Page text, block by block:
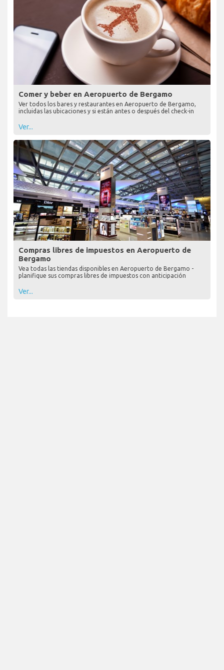
Comer y beber en Aeropuerto de Bergamo
Ver todos los bares y restaurantes en Aeropuerto de Bergamo,
incluidas las ubicaciones y si están antes o después del check-in
Ver...
Compras libres de impuestos en Aeropuerto de
Bergamo
Vea todas las tiendas disponibles en Aeropuerto de Bergamo -
planifique sus compras libres de impuestos con anticipación
Ver...